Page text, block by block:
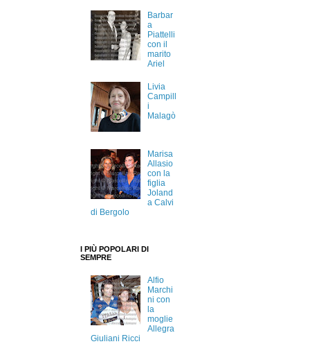
Barbar
a
Piattelli
con il
marito
Ariel
Livia
Campill
i
Malagò
Marisa
Allasio
con la
figlia
Joland
a Calvi
di Bergolo
I PIÙ POPOLARI DI
SEMPRE
Alfio
Marchi
ni con
la
moglie
Allegra
Giuliani Ricci